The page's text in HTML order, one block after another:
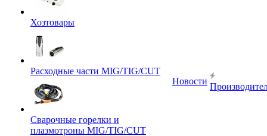
Хозтовары
Расходные части MIG/TIG/CUT
Сварочные горелки и
плазмотроны MIG/TIG/CUT
Новости